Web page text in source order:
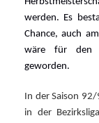
werden. Es
Chance, auch
wäre für den
geworden.
In der Saison
in der